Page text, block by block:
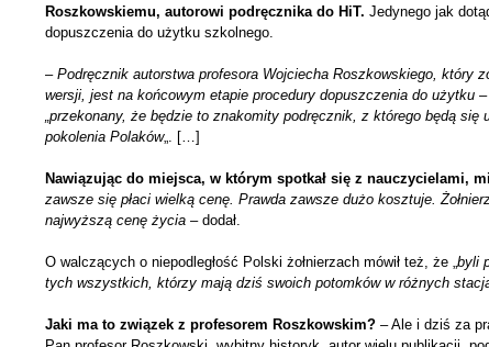
Roszkowskiemu, autorowi podręcznika do HiT. Jedynego jak
dopuszczenia do użytku szkolnego.
– Podręcznik autorstwa profesora Wojciecha Roszkowskiego, który
wersji, jest na końcowym etapie procedury dopuszczenia do użytku –
„przekonany, że będzie to znakomity podręcznik, z którego będą się
pokolenia Polaków„. […]
Nawiązując do miejsca, w którym spotkał się z nauczycielami,
zawsze się płaci wielką cenę. Prawda zawsze dużo kosztuje.
najwyższą cenę życia –dodał.
O walczących o niepodległość Polski żołnierzach mówił też, że „byli
tych wszystkich, którzy mają dziś swoich potomków w różnych
Jaki ma to związek z profesorem Roszkowskim?– Ale i dziś za